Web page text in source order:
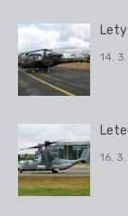
14.
16.